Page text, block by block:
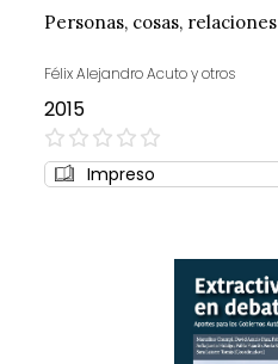
Personas, cosas, relaciones
Félix Alejandro Acuto y otros
2015
0%
Impreso